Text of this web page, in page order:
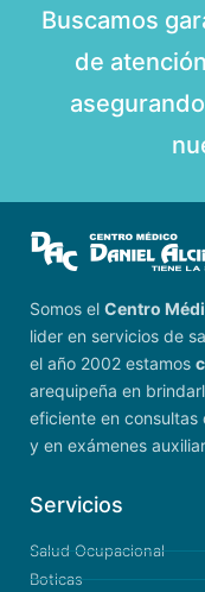
Buscamos
de
Somos el Centro
lider en servicios de
el año 2002 estamos
arequipeña en
eficiente en
y en exámenes
Servicios
Salud Ocupacional
Boticas